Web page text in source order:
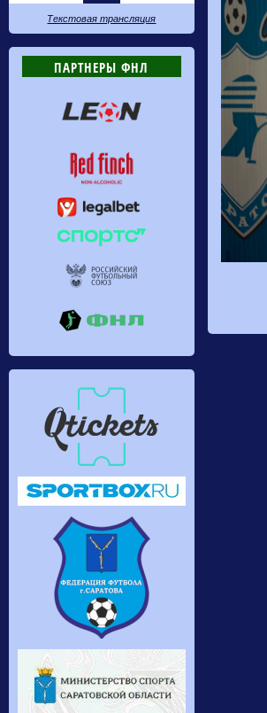
Текстовая трансляция
ПАРТНЕРЫ ФНЛ